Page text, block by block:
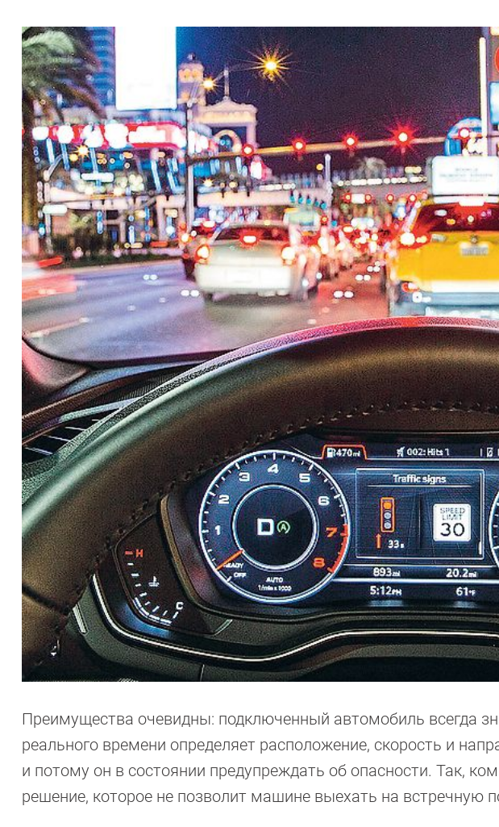
Преимущества очевидны: подключенный автомобиль всегда
реального времени определяет расположение, скорость и
и потому он в состоянии предупреждать об опасности. Так,
решение, которое не позволит машине выехать на встречную